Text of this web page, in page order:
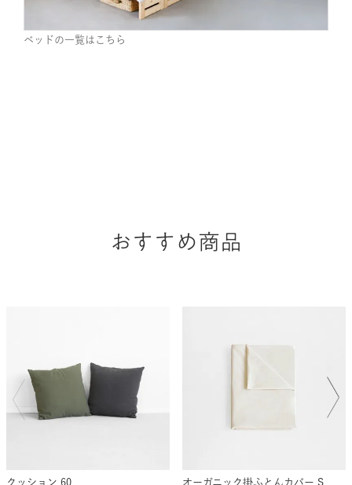
ベッドの一覧はこちら
おすすめ商品
クッション 60 オーガニック掛ふとんカバー S